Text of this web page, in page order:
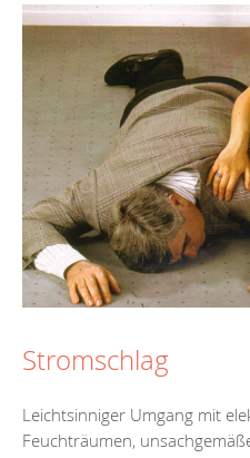
Stromschlag
Leichtsinniger Umgang mit
Feuchträumen,